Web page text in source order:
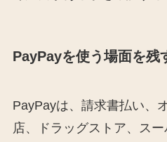
PayPayを使う場面を残
PayPayは、請求書払い、
店、ドラッグストア、ス